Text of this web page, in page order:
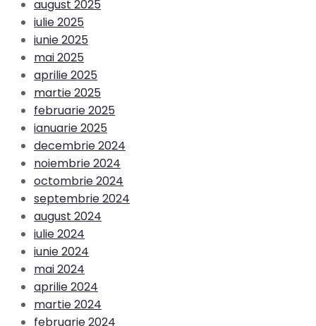
august 2025
iulie 2025
iunie 2025
mai 2025
aprilie 2025
martie 2025
februarie 2025
ianuarie 2025
decembrie 2024
noiembrie 2024
octombrie 2024
septembrie 2024
august 2024
iulie 2024
iunie 2024
mai 2024
aprilie 2024
martie 2024
februarie 2024